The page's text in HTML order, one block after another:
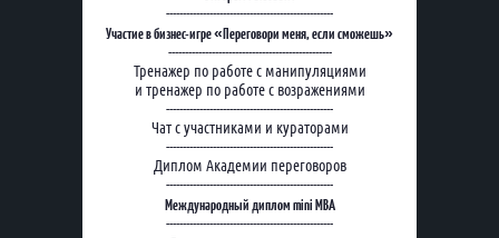
--------------------------------------------------
Участие в бизнес-игре «Переговори меня, если сможешь»
-------------------------------------------------
Тренажер по работе с манипуляциями
и тренажер по работе с возражениями
--------------------------------------------------
Чат с участниками и кураторами
--------------------------------------------------
Диплом Академии переговоров
--------------------------------------------------
Международный диплом mini MBA
--------------------------------------------------